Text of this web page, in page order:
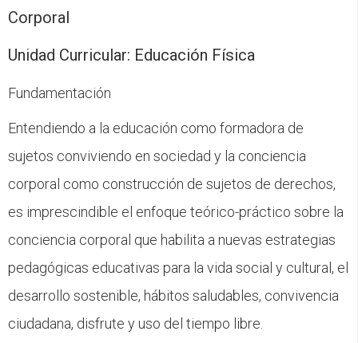
Corporal
Unidad Curricular: Educación Física
Fundamentación
Entendiendo a la educación como formadora de
sujetos conviviendo en sociedad y la conciencia
corporal como construcción de sujetos de derechos,
es imprescindible el enfoque teórico-práctico sobre la
conciencia corporal que habilita a nuevas estrategias
pedagógicas educativas para la vida social y cultural, el
desarrollo sostenible, hábitos saludables, convivencia
ciudadana, disfrute y uso del tiempo libre.